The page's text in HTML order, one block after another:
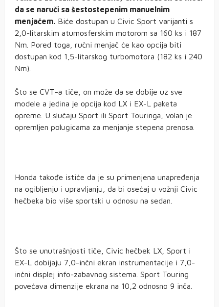
da se naruči sa šestostepenim manuelnim
menjačem. Biće dostupan u Civic Sport varijanti s
2,0-litarskim atumosferskim motorom sa 160 ks i 187
Nm. Pored toga, ručni menjač će kao opcija biti
dostupan kod 1,5-litarskog turbomotora (182 ks i 240
Nm).
Što se CVT-a tiče, on može da se dobije uz sve
modele a jedina je opcija kod LX i EX-L paketa
opreme. U slučaju Sport ili Sport Touringa, volan je
opremljen polugicama za menjanje stepena prenosa.
Honda takođe istiće da je su primenjena unapređenja
na ogibljenju i upravljanju, da bi osećaj u vožnji Civic
hečbeka bio više sportski u odnosu na sedan.
Što se unutrašnjosti tiče, Civic hečbek LX, Sport i
EX-L dobijaju 7,0-inčni ekran instrumentacije i 7,0-
inčni displej info-zabavnog sistema. Sport Touring
povećava dimenzije ekrana na 10,2 odnosno 9 inča.